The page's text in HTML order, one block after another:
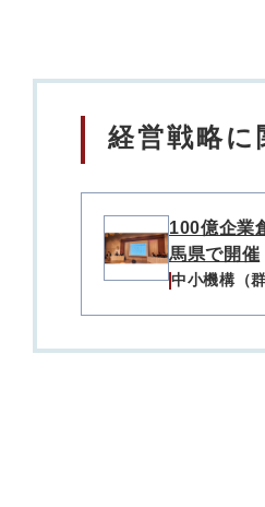
経営戦略に
100億企業
馬県で開催
中小機構（群